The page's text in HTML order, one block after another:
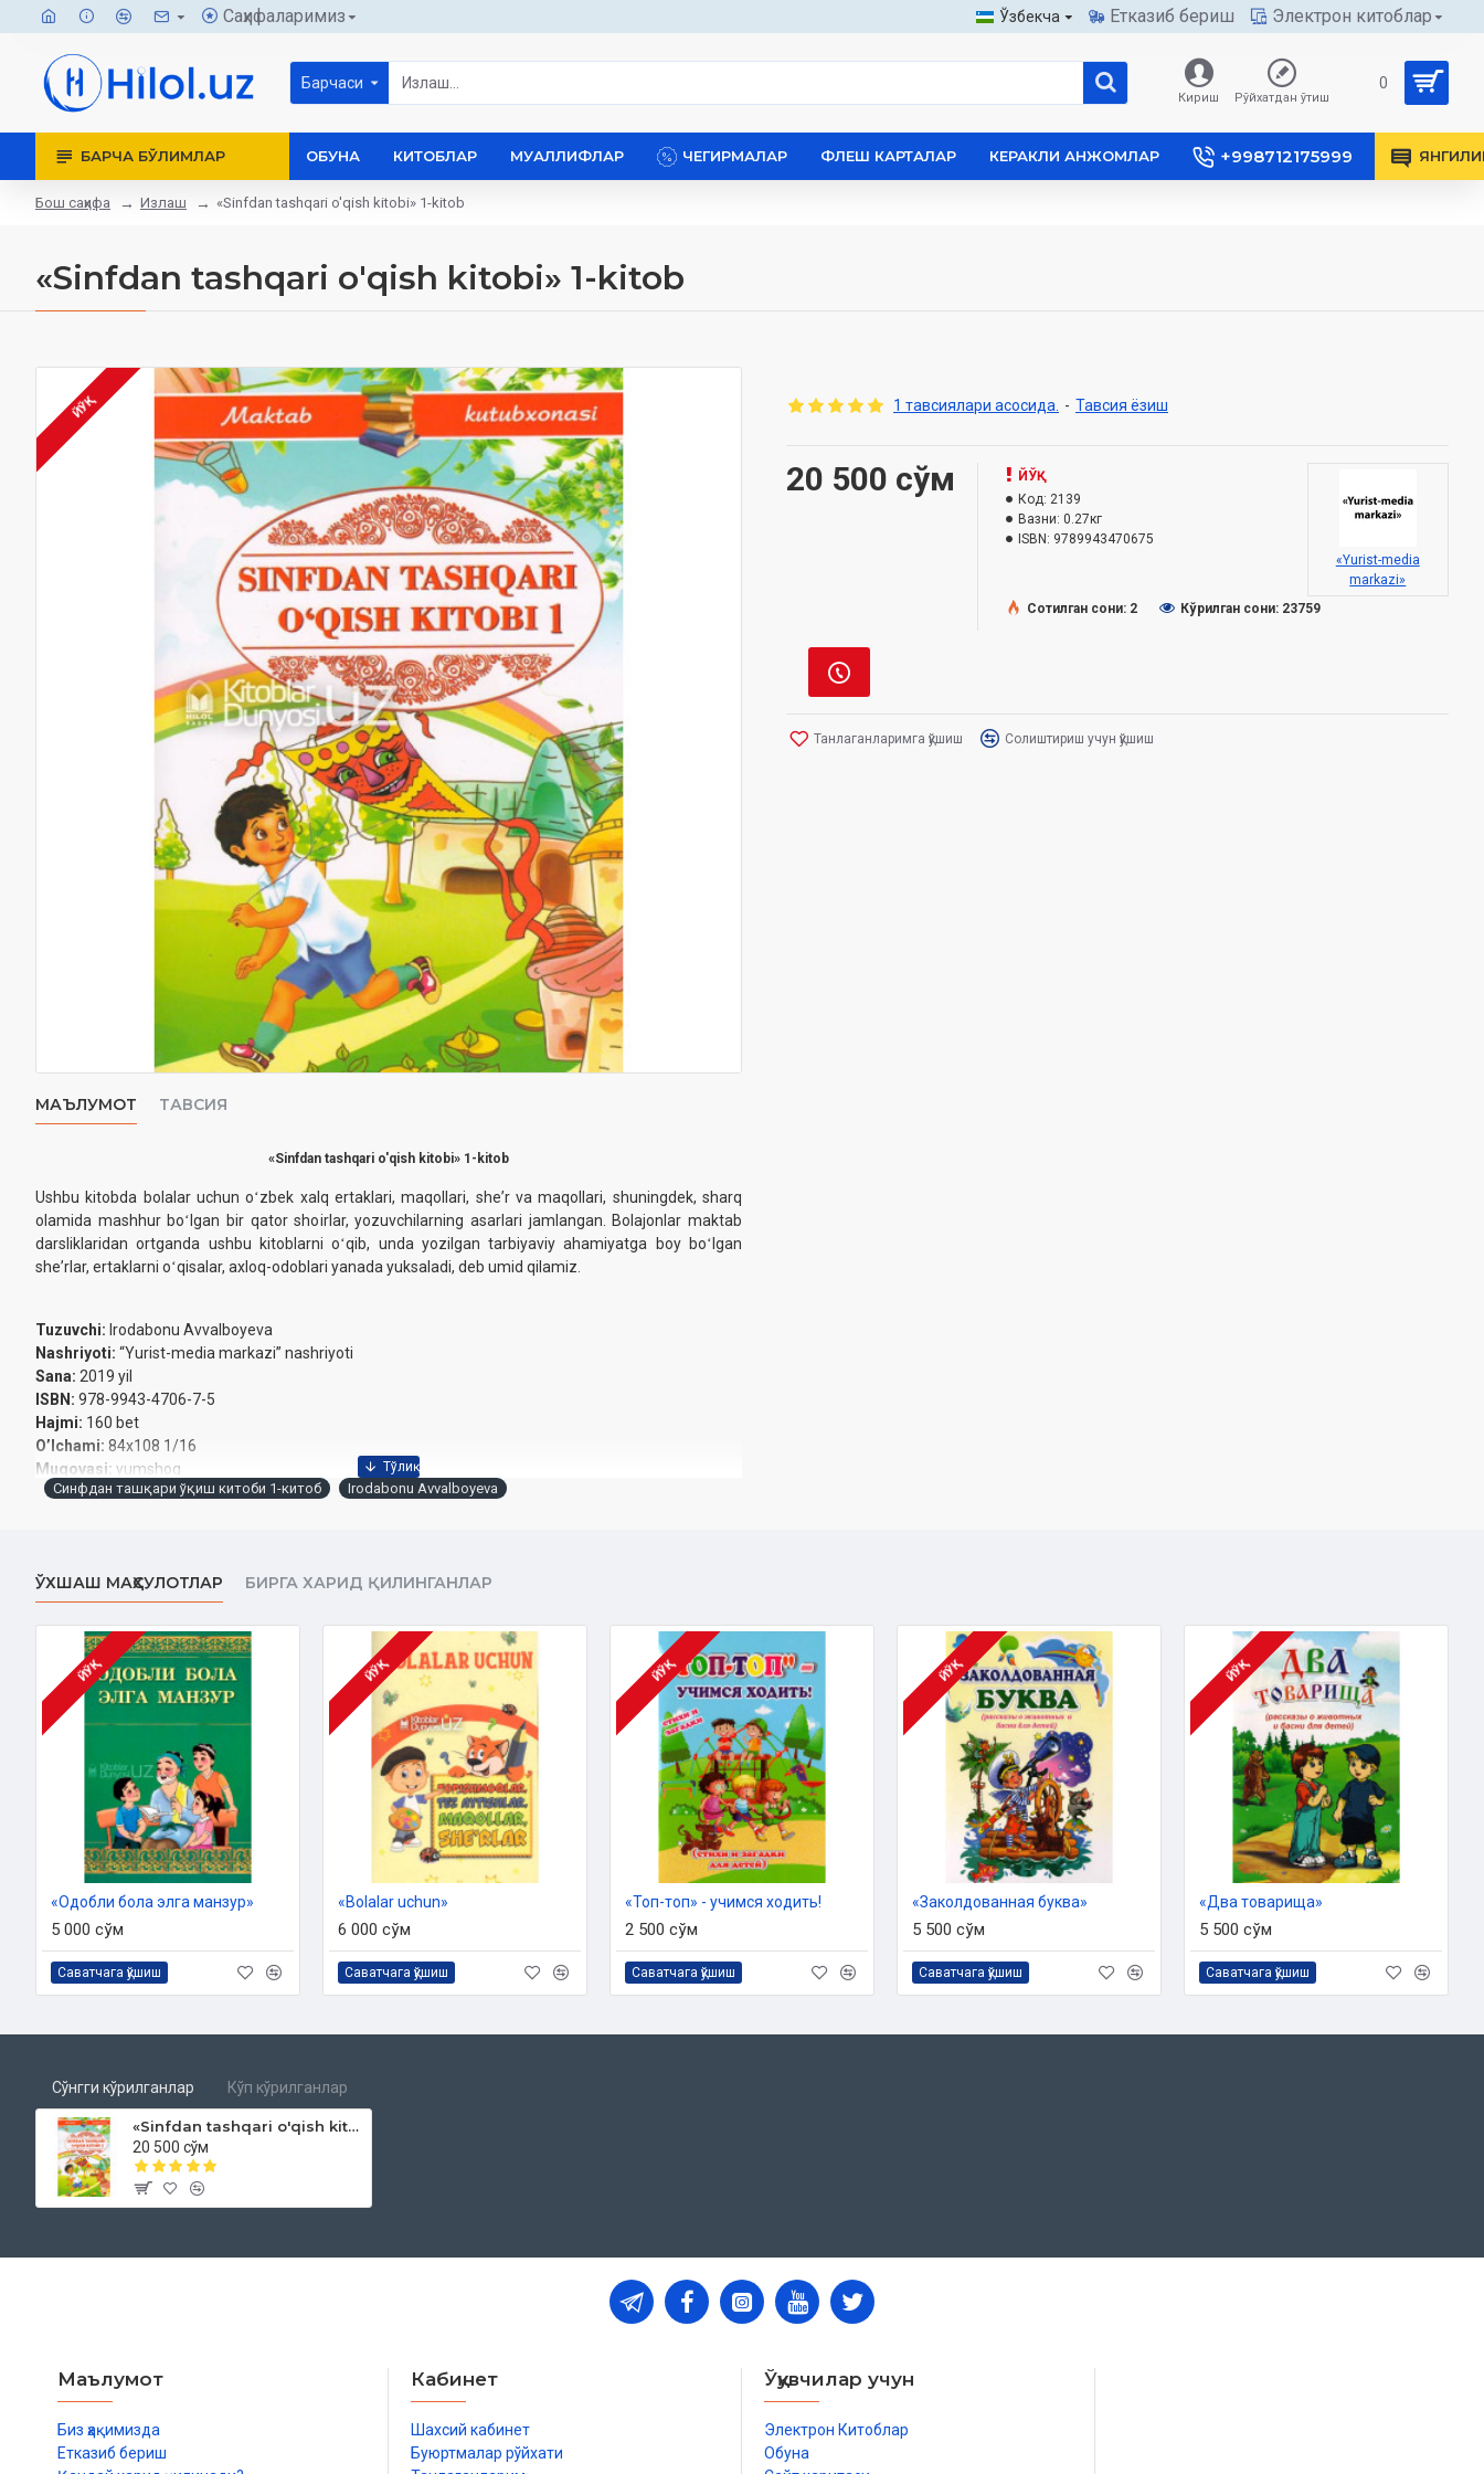
Саҳифаларимиз Ўзбекча Етказиб бериш Электрон китоблар
Барчаси
Кириш Рўйхатдан ўтиш
0
БАРЧА БЎЛИМЛАР ОБУНА КИТОБЛАР МУАЛЛИФЛАР ЧЕГИРМАЛАР ФЛЕШ КАРТАЛАР КЕРАКЛИ АНЖОМЛАР +998712175999
Бош саҳифа Излаш «Sinfdan tashqari o'qish kitobi» 1-kitob
«Sinfdan tashqari o'qish kitobi» 1-kitob
ЙЎҚ
МАЪЛУМОТ ТАВСИЯ
«Sinfdan tashqari o'qish kitobi» 1-kitob
Ushbu kitobda bolalar uchun oʻzbek xalq ertaklari, maqollari, sheʼr va maqollari, shuningdek, sharq
olamida mashhur boʻlgan bir qator shoirlar, yozuvchilarning asarlari jamlangan. Bolajonlar maktab
darsliklaridan ortganda ushbu kitoblarni oʻqib, unda yozilgan tarbiyaviy ahamiyatga boy boʻlgan
sheʼrlar, ertaklarni oʻqisalar, axloq-odoblari yanada yuksaladi, deb umid qilamiz.
Tuzuvchi: Irodabonu Avvalboyeva
Nashriyoti: “Yurist-media markazi” nashriyoti
Sana: 2019 yil‎
ISBN: 978-9943-4706-7-5‎
Hajmi: 160 bet‎
O’lchami: 84x108 1/16‎
Muqovasi: yumshoq
Aziz Vatan, jonajon Vatan
Ashurali Jo'rayev
Jonu jahonimsan, Vatan!
Salim Ashur
Vatan tushunchasi haqida qo'shiq
Amir va dehqon
O'zbek xalq maqollari
Topishmoqlar
Miltiqboy Xonnazarov.Ona Vatan
Adiba Hamro qizi. Vatan
Ulug' va ma'rifatparvar bobokalonlarimiz
Amir Temur va chumoli.
Miltiqboy Xonnazarov Bobom Alisher
AbduRahmon Asadov
1 тавсиялари асосида. - Тавсия ёзиш
20 500 сўм
ЙЎҚ
Код: 2139
Вазни: 0.27кг
ISBN: 9789943470675‎
«Yurist-media
markazi»
Сотилган сони: 2
Кўрилган сони: 23759
Танлаганларимга қўшиш Солиштириш учун қўшиш
Синфдан ташқари ўқиш китоби 1-китоб Irodabonu Avvalboyeva
ЎХШАШ МАҲСУЛОТЛАР БИРГА ХАРИД ҚИЛИНГАНЛАР
ЙЎҚ
«Одобли бола элга манзур»
5 000 сўм
Саватчага қўшиш
ЙЎҚ
«Bolalar uchun»
6 000 сўм
Саватчага қўшиш
ЙЎҚ
«Топ-топ» - учимся ходить!
2 500 сўм
Саватчага қўшиш
ЙЎҚ
«Заколдованная буква»
5 500 сўм
Саватчага қўшиш
ЙЎҚ
«Два товарища»
5 500 сўм
Саватчага қўшиш
Сўнгги кўрилганлар Кўп кўрилганлар
«Sinfdan tashqari o'qish kitobi» 1-kitob
20 500 сўм
Маълумот
Биз ҳақимизда
Етказиб бериш
Кабинет
Шахсий кабинет
Буюртмалар рўйхати
Ўқувчилар учун
Электрон Китоблар
Обуна